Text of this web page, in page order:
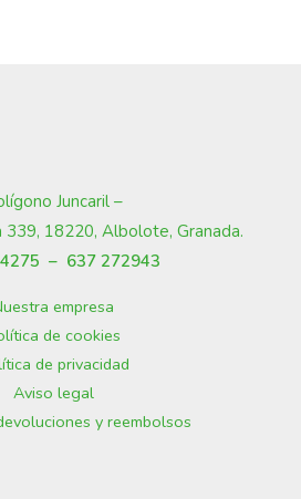
Juncaril –
339, 18220, Albolote, Granada.
– 637 272943
empresa
de cookies
de privacidad
Aviso legal
y reembolsos